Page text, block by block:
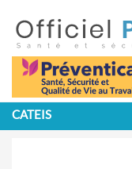
CATEIS